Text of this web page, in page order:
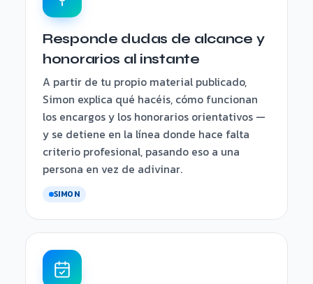
Responde dudas de alcance y
honorarios al instante
A partir de tu propio material publicado,
Simon explica qué hacéis, cómo funcionan
los encargos y los honorarios orientativos —
y se detiene en la línea donde hace falta
criterio profesional, pasando eso a una
persona en vez de adivinar.
SIMON